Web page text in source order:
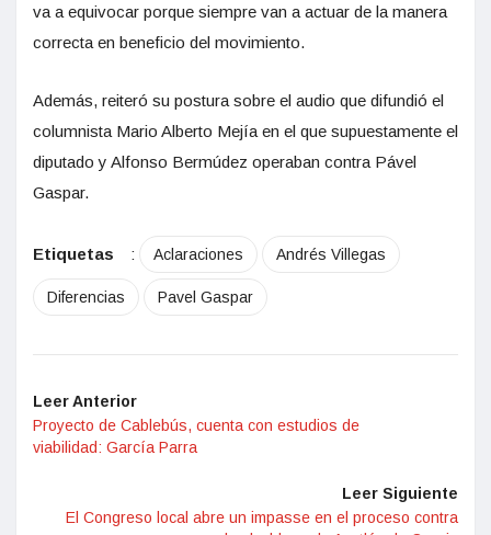
va a equivocar porque siempre van a actuar de la manera
correcta en beneficio del movimiento.
Además, reiteró su postura sobre el audio que difundió el
columnista Mario Alberto Mejía en el que supuestamente el
diputado y Alfonso Bermúdez operaban contra Pável
Gaspar.
Etiquetas : Aclaraciones Andrés Villegas
Diferencias Pavel Gaspar
Leer Anterior
Proyecto de Cablebús, cuenta con estudios de
viabilidad: García Parra
Leer Siguiente
El Congreso local abre un impasse en el proceso contra